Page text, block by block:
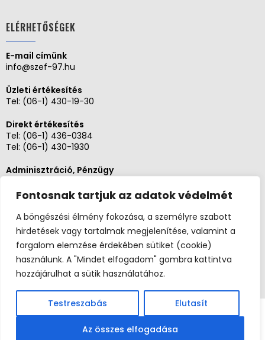
Fontosnak tartjuk az adatok védelmét
A böngészési élmény fokozása, a személyre szabott
hirdetések vagy tartalmak megjelenítése, valamint a
forgalom elemzése érdekében sütiket (cookie)
használunk. A "Mindet elfogadom" gombra kattintva
hozzájárulhat a sütik használatához.
Testreszabás Elutasít
Az összes elfogadása
ELÉRHETŐSÉGEK
E-mail címünk
info@szef-97.hu
Üzleti értékesítés
Tel: (06-1) 430-19-30
Direkt értékesítés
Tel: (06-1) 436-0384
Tel: (06-1) 430-1930
Adminisztráció, Pénzügy
Szerviz és karbantartás
Tel: (06-20)3268654
Tel: (06-1) 436-0384
(06-1) 436-0384|info@szef-97.hu